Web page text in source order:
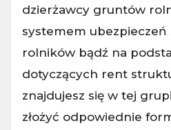
dzierżawcy gruntów
systemem ubezpieczeń
rolników bądź na
dotyczących rent
znajdujesz się w tej
złożyć odpowiednie